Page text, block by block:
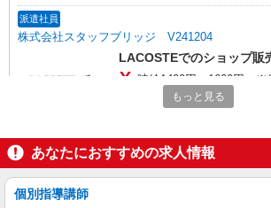
派遣社員
株式会社スタッフブリッジ V241204
LACOSTEでのショップ販
時給1400円〜1600円 ※
【近鉄百貨店 和歌山店】
キープ
もっと見る
あなたにおすすめの求人情報
個別指導講師